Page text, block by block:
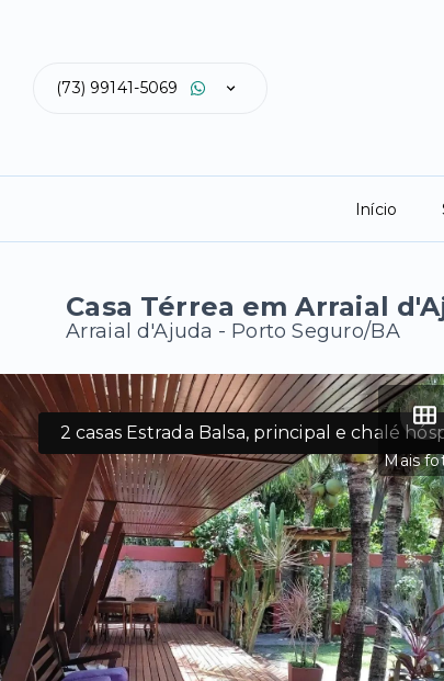
(73) 99141-5069
Início
Casa Térrea em Arraial
Arraial d'Ajuda - Porto Seguro/BA
Mais
2 casas Estrada Balsa, principal e chalé